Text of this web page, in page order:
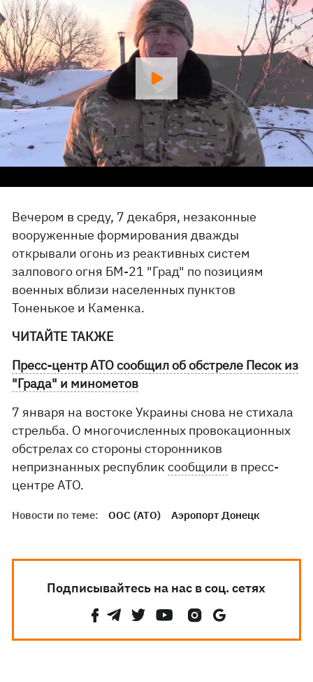
Вечером в среду, 7 декабря, незаконные
вооруженные формирования дважды
открывали огонь из реактивных систем
залпового огня БМ-21 "Град" по позициям
военных вблизи населенных пунктов
Тоненькое и Каменка.
ЧИТАЙТЕ ТАКЖЕ
Пресс-центр АТО сообщил об обстреле Песок из
"Града" и минометов
7 января на востоке Украины снова не стихала
стрельба. О многочисленных провокационных
обстрелах со стороны сторонников
непризнанных республиксообщили в пресс-
центре АТО.
Новости по теме: ООС (АТО) Аэропорт Донецк
Подписывайтесь на нас в соц. сетях